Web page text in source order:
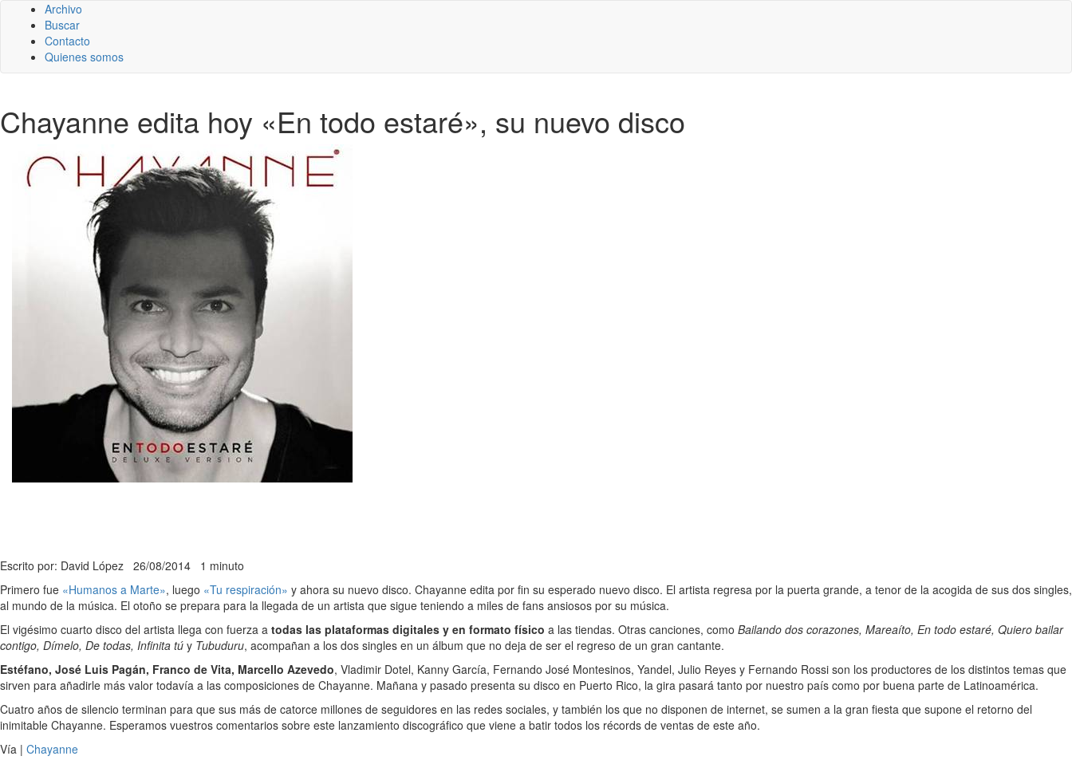
Archivo
Buscar
Contacto
Quienes somos
Chayanne edita hoy «En todo estaré», su nuevo disco
Escrito por: David López 26/08/2014 1 minuto
Primero fue «Humanos a Marte», luego «Tu respiración» y ahora su nuevo disco. Chayanne edita por fin su esperado nuevo disco. El artista regresa por la puerta grande, a tenor de la acogida de sus dos singles,
al mundo de la música. El otoño se prepara para la llegada de un artista que sigue teniendo a miles de fans ansiosos por su música.
El vigésimo cuarto disco del artista llega con fuerza a todas las plataformas digitales y en formato físico a las tiendas. Otras canciones, como Bailando dos corazones, Mareaíto, En todo estaré, Quiero bailar
contigo, Dímelo, De todas, Infinita tú y Tubuduru, acompañan a los dos singles en un álbum que no deja de ser el regreso de un gran cantante.
Estéfano, José Luis Pagán, Franco de Vita, Marcello Azevedo, Vladimir Dotel, Kanny García, Fernando José Montesinos, Yandel, Julio Reyes y Fernando Rossi son los productores de los distintos temas que
sirven para añadirle más valor todavía a las composiciones de Chayanne. Mañana y pasado presenta su disco en Puerto Rico, la gira pasará tanto por nuestro país como por buena parte de Latinoamérica.
Cuatro años de silencio terminan para que sus más de catorce millones de seguidores en las redes sociales, y también los que no disponen de internet, se sumen a la gran fiesta que supone el retorno del
inimitable Chayanne. Esperamos vuestros comentarios sobre este lanzamiento discográfico que viene a batir todos los récords de ventas de este año.
Vía | Chayanne